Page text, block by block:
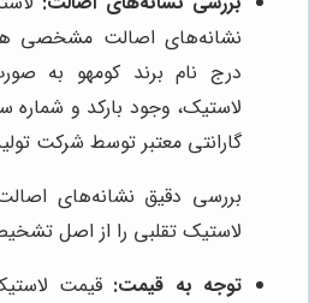
نشانه‌های اصالت مشخصی
درج نام برند کومهو به
لاستیک، وجود بارکد و شماره
گارانتی معتبر توسط شرکت
بررسی دقیق نشانه‌های
لاستیک تقلبی را از اصل
توجه به قیمت: قیمت